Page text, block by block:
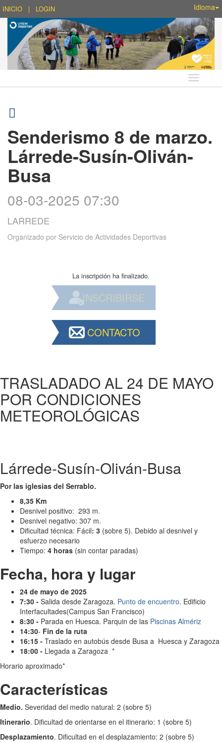
INICIO | LOGIN Idioma
Idioma
Senderismo 8 de marzo.
Lárrede-Susín-Oliván-
Busa
08-03-2025 07:30
LARREDE
Organizado por Servicio de Actividades Deportivas
La inscripción ha finalizado.
INSCRIBIRSE
CONTACTO
TRASLADADO AL 24 DE MAYO
POR CONDICIONES
METEOROLÓGICAS
Lárrede-Susín-Oliván-Busa
Por las iglesias del Serrablo.
8,35 Km
Desnivel positivo: 293 m.
Desnivel negativo: 307 m.
Dificultad técnica: Fácil: 3 (sobre 5). Debido al desnivel y
esfuerzo necesario
Tiempo: 4 horas (sin contar paradas)
Fecha, hora y lugar
24 de mayo de 2025
7:30 - Salida desde Zaragoza. Punto de encuentro. Edificio
Interfacultades(Campus San Francisco)
8:30 - Parada en Huesca. Parquin de las Piscinas Almériz
14:30- Fin de la ruta
16:15 - Traslado en autobús desde Busa a Huesca y Zaragoza
18:00 - Llegada a Zaragoza *
Horario aproximado*
Características
Medio. Severidad del medio natural: 2 (sobre 5)
Itinerario. Dificultad de orientarse en el itinerario: 1 (sobre 5)
Desplazamiento. Dificultad en el desplazamiento: 2 (sobre 5)